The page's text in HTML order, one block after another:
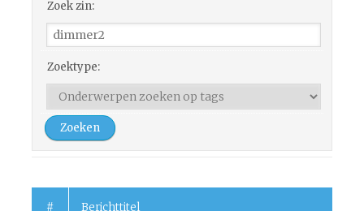
Zoek zin:
Zoektype:
# Berichttitel